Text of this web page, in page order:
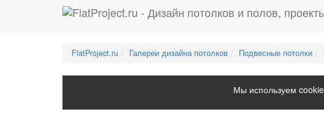
FlatProject.ru Галереи дизайна потолков Подвесные потолки
Мы используем